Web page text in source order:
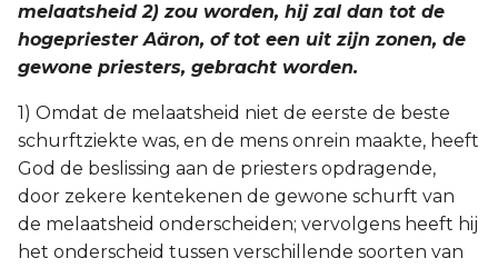
1 Petrus
1 Johannes
2 Johannes
3 Johannes
melaatsheid 2) zou worden, hij zal dan tot de
hogepriester Aäron, of tot een uit zijn zonen, de
gewone priesters, gebracht worden.
1) Omdat de melaatsheid niet de eerste de beste
schurftziekte was, en de mens onrein maakte, heeft
God de beslissing aan de priesters opdragende,
door zekere kentekenen de gewone schurft van
de melaatsheid onderscheiden; vervolgens heeft hij
het onderscheid tussen verschillende soorten van